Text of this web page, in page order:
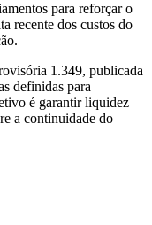
para reforçar o
recente dos custos do
1.349, publicada
definidas para
é garantir liquidez
a continuidade do